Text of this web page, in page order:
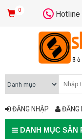
0 Hotline
ĐĂNG NHẬP ĐĂNG
DANH MỤC SẢN